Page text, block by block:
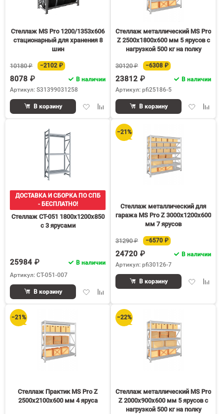
Стеллаж MS Pro 1200/1353x606
стационарный для хранения 8
шин
10180 ₽ −2102 ₽
8078 ₽
В наличии
Артикул: S31399031258
ДобавитьДобавить
сравнению
В корзину
Стеллаж металлический MS Pro
Z 2500х1800х600 мм 5 ярусов с
нагрузкой 500 кг на полку
30120 ₽ −6308 ₽
23812 ₽
В наличии
Артикул: pfi25186-5
Добавить
В корзину
ДОСТАВКА И СБОРКА ПО СПБ
- БЕСПЛАТНО!
Стеллаж СТ-051 1800х1200х850
с 3 ярусами
25984 ₽
В наличии
Артикул: СТ-051-007
ДобавитьДобавить
сравнению
В корзину
−21%
Стеллаж металлический для
гаража MS Pro Z 3000х1200х600
мм 7 ярусов
31290 ₽ −6570 ₽
24720 ₽
В наличии
Артикул: pfi30126-7
Добавить
В корзину
−21%
Стеллаж Практик MS Pro Z
2500х2100х600 мм 4 яруса
−22%
Стеллаж металлический MS Pro
Z 2000х900х600 мм 5 ярусов с
нагрузкой 500 кг на полку